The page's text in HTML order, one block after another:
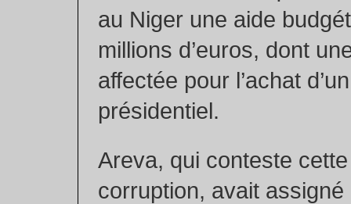
au Niger une aide
millions d’euros, dont
affectée pour l’achat
présidentiel.
Areva, qui conteste
corruption, avait